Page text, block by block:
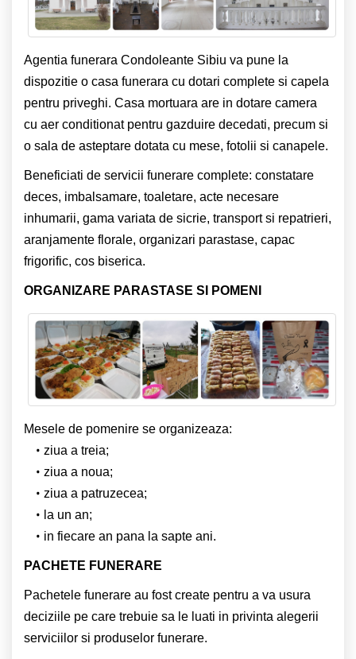
Agentia funerara Condoleante Sibiu va pune la
dispozitie o casa funerara cu dotari complete si capela
pentru priveghi. Casa mortuara are in dotare camera
cu aer conditionat pentru gazduire decedati, precum si
o sala de asteptare dotata cu mese, fotolii si canapele.
Beneficiati de servicii funerare complete: constatare
deces, imbalsamare, toaletare, acte necesare
inhumarii, gama variata de sicrie, transport si repatrieri,
aranjamente florale, organizari parastase, capac
frigorific, cos biserica.
ORGANIZARE PARASTASE SI POMENI
Mesele de pomenire se organizeaza:
ziua a treia;
ziua a noua;
ziua a patruzecea;
la un an;
in fiecare an pana la sapte ani.
PACHETE FUNERARE
Pachetele funerare au fost create pentru a va usura
deciziile pe care trebuie sa le luati in privinta alegerii
serviciilor si produselor funerare.